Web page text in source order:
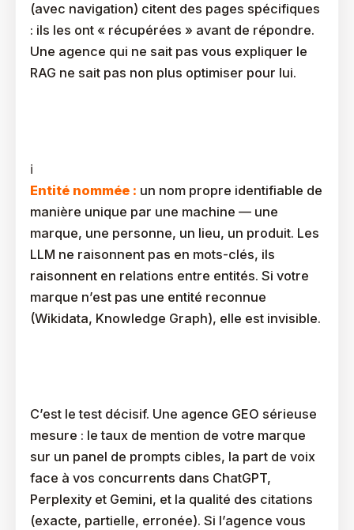
(avec navigation) citent des pages spécifiques
: ils les ont « récupérées » avant de répondre.
Une agence qui ne sait pas vous expliquer le
RAG ne sait pas non plus optimiser pour lui.
Entité nommée : un nom propre identifiable de
manière unique par une machine — une
marque, une personne, un lieu, un produit. Les
LLM ne raisonnent pas en mots-clés, ils
raisonnent en relations entre entités. Si votre
marque n’est pas une entité reconnue
(Wikidata, Knowledge Graph), elle est invisible.
C’est le test décisif. Une agence GEO sérieuse
mesure : le taux de mention de votre marque
sur un panel de prompts cibles, la part de voix
face à vos concurrents dans ChatGPT,
Perplexity et Gemini, et la qualité des citations
(exacte, partielle, erronée). Si l’agence vous